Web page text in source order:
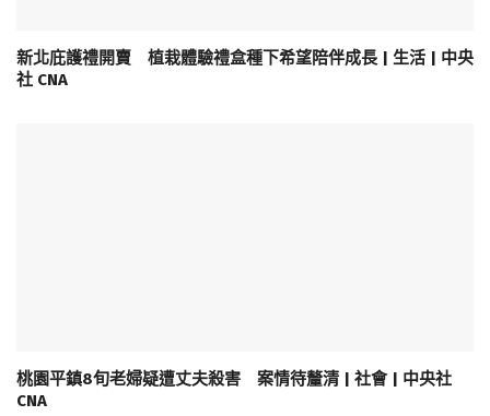
新北庇護禮開賣 植栽體驗禮盒種下希望陪伴成長 | 生活 | 中央
社 CNA
桃園平鎮8旬老婦疑遭丈夫殺害 案情待釐清 | 社會 | 中央社
CNA